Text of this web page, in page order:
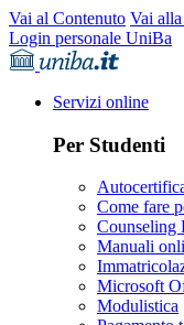
Vai al Contenuto Vai
Login personale UniBa
Servizi online
Per Studenti
Come fare
Counseling
Manuali
Microsoft
Modulistica